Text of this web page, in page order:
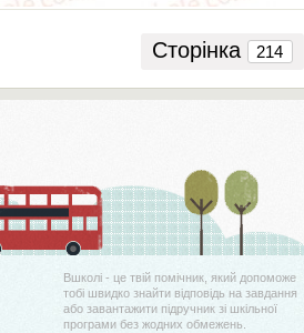
Сторінка
Вшколі - це твій помічник, який допоможе
тобі швидко знайти відповідь на завдання
або завантажити підручник зі шкільної
програми без жодних обмежень.